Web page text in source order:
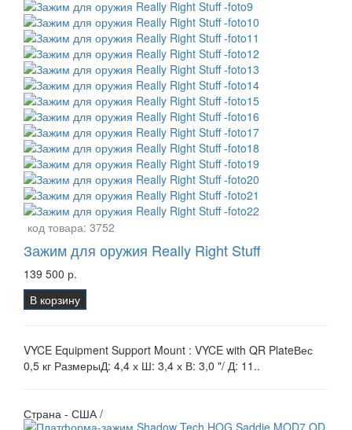
код товара: 3752
Зажим для оружия Really Right Stuff
139 500 р.
В корзину
VYCE Equipment Support Mount : VYCE with QR PlateВес
0,5 кг РазмерыД: 4,4 х Ш: 3,4 х В: 3,0 "/ Д: 11..
Страна - США /